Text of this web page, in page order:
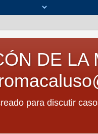
DE LA
para discutir